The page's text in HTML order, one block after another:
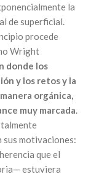
la
de superficial.
procede
Wright
donde los
y los retos y la
orgánica,
muy marcada.
sus motivaciones:
que el
estuviera